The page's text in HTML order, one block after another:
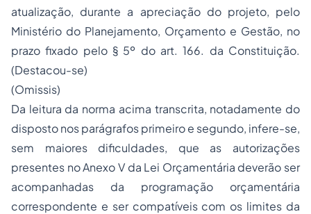
atualização, durante a apreciação do projeto, pelo
Ministério do Planejamento, Orçamento e Gestão, no
prazo fixado pelo § 5º do art. 166. da Constituição.
(Destacou-se)
(Omissis)
Da leitura da norma acima transcrita, notadamente do
disposto nos parágrafos primeiro e segundo, infere-se,
sem maiores dificuldades, que as autorizações
presentes no Anexo V da Lei Orçamentária deverão ser
acompanhadas da programação orçamentária
correspondente e ser compatíveis com os limites da